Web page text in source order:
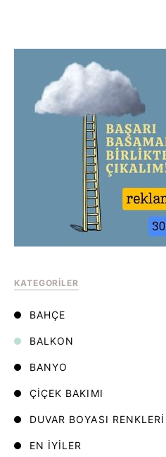
KATEGORILER
BAHÇE
BALKON
BANYO
ÇIÇEK BAKIMI
DUVAR BOYASI RENKLERI
EN İYILER